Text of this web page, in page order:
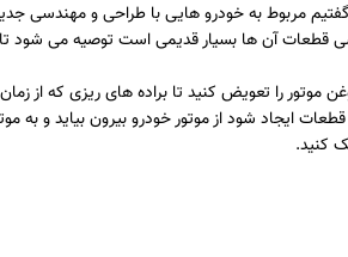
گفتیم مربوط به خودرو هایی با طراحی و مهندسی
موتور را تعویض کنید تا براده های ریزی که از
ایجاد شود از موتور خودرو بیرون بیاید و به
کنید.